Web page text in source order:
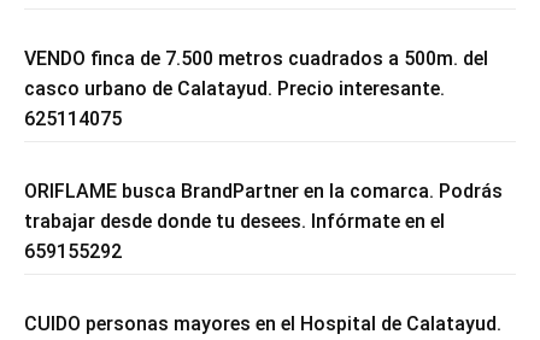
VENDO finca de 7.500 metros cuadrados a 500m. del
casco urbano de Calatayud. Precio interesante.
625114075
ORIFLAME busca BrandPartner en la comarca. Podrás
trabajar desde donde tu desees. Infórmate en el
659155292
CUIDO personas mayores en el Hospital de Calatayud.